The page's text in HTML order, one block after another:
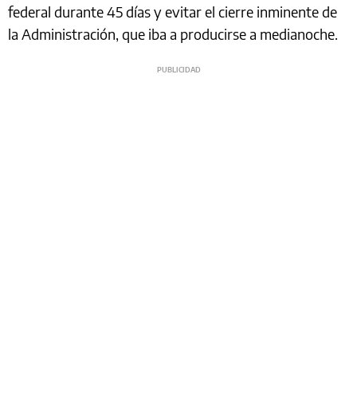
federal durante 45 días y evitar el cierre inminente de
la Administración, que iba a producirse a medianoche.